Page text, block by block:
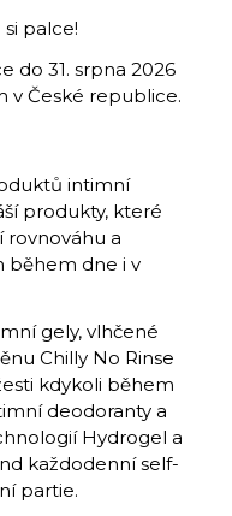
palce!
do 31. srpna 2026
v České republice.
intimní
produkty, které
a
během dne i v
gely, vlhčené
Chilly No Rinse
kdykoli během
deodoranty a
Hydrogel a
každodenní self-
partie.